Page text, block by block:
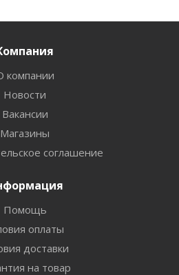
компании
Новости
Вакансии
Магазины
соглашение
Помощь
оплаты
доставки
на товар